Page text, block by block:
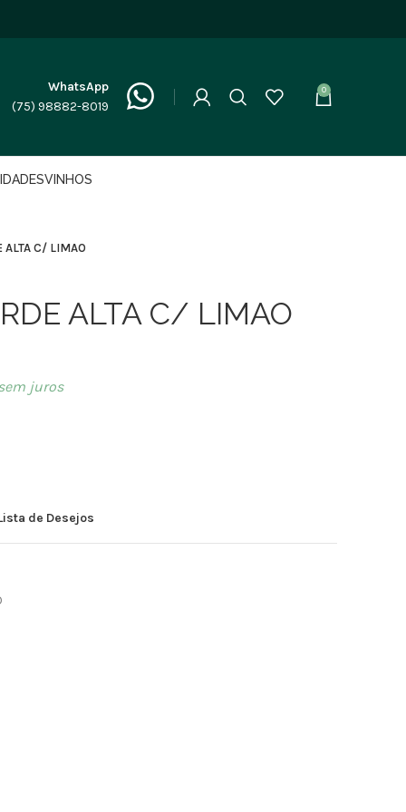
WhatsApp
(75) 98882-8019
0
VINHOS
ALTA C/ LIMAO
ALTA C/ LIMAO
juros
de Desejos